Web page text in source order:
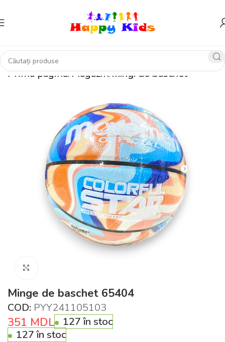
Prima pagină Magazin mingi de baschet
Minge de baschet 65404
COD: PYY241105103
351 MDL
127 în stoc
127 în stoc